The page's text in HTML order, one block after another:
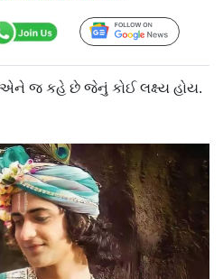
Follow Us
એને જ કહે છે જેનું કોઈ લક્ષ્ય હોય.